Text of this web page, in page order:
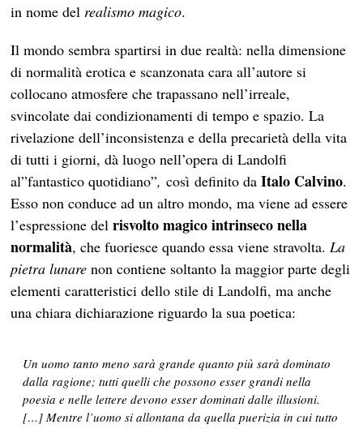
in nome del realismo magico.
Il mondo sembra spartirsi in due realtà: nella dimensione
di normalità erotica e scanzonata cara all’autore si
collocano atmosfere che trapassano nell’irreale,
svincolate dai condizionamenti di tempo e spazio. La
rivelazione dell’inconsistenza e della precarietà della vita
di tutti i giorni, dà luogo nell’opera di Landolfi
al”fantastico quotidiano”, così definito daItalo Calvino.
Esso non conduce ad un altro mondo, ma viene ad essere
l’espressione delrisvolto magico intrinseco nella
normalità, che fuoriesce quando essa viene stravolta. La
pietra lunare non contiene soltanto la maggior parte degli
elementi caratteristici dello stile di Landolfi, ma anche
una chiara dichiarazione riguardo la sua poetica:
Un uomo tanto meno sarà grande quanto più sarà dominato
dalla ragione; tutti quelli che possono esser grandi nella
poesia e nelle lettere devono esser dominati dalle illusioni.
[…] Mentre l’uomo si allontana da quella puerizia in cui tutto